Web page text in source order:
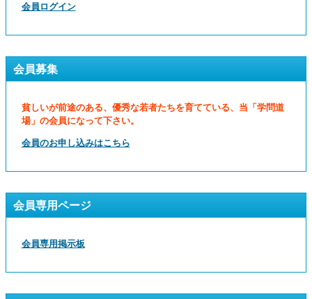
会員ログイン
会員募集
貧しいが前途のある、優秀な若者たちを育てている、当「学問道
場」の会員になって下さい。
会員のお申し込みはこちら
会員専用ページ
会員専用掲示板